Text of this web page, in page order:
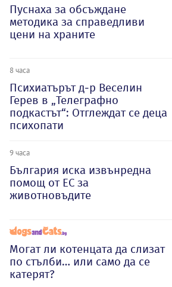
Пуснаха за обсъждане
методика за справедливи
цени на храните
8 часа
Психиатърът д-р Веселин
Герев в „Телеграфно
подкастът“: Отглеждат се деца
психопати
9 часа
България иска извънредна
помощ от ЕС за
животновъдите
Могат ли котенцата да слизат
по стълби… или само да се
катерят?